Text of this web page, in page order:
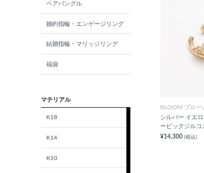
ペアバングル
婚約指輪・エンゲージリング
結婚指輪・マリッジリング
福袋
マテリアル
K18
K14
K10
BLOOM ブルー
シルバー イエ
ービックジルコ
¥14,300 (税込)